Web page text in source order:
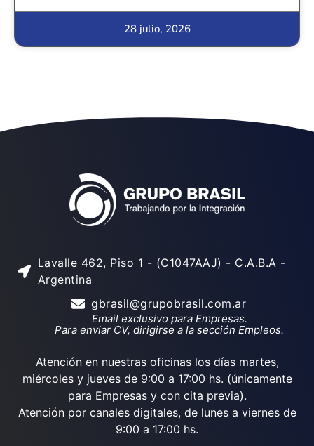
28 julio, 2026
Lavalle 462, Piso 1 - (C1047AAJ) - C.A.B.A -
Argentina
gbrasil@grupobrasil.com.ar
Email exclusivo para Empresas.
Para enviar CV, dirigirse a la sección Empleos.
Atención en nuestras oficinas los días martes,
miércoles y jueves de 9:00 a 17:00 hs. (únicamente
para Empresas y con cita previa).
Atención por canales digitales, de lunes a viernes de
9:00 a 17:00 hs.